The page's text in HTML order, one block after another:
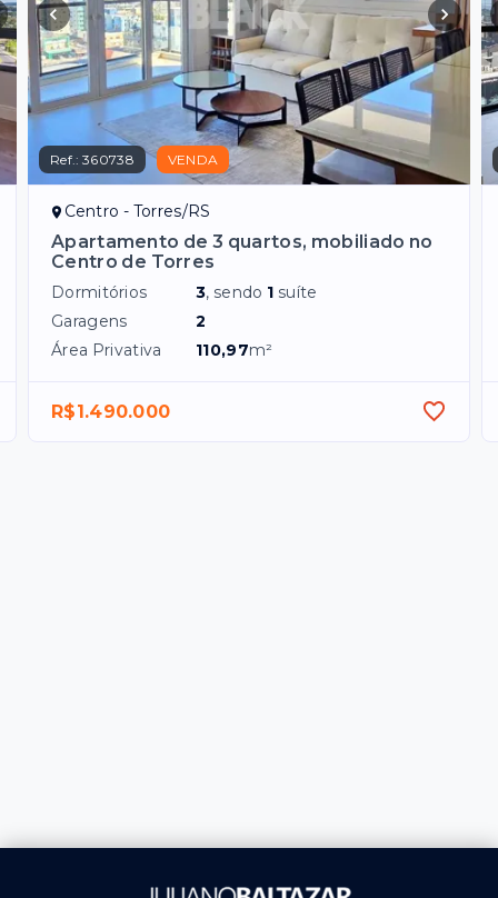
Ref.:360738 VENDA
Centro - Torres/RS
Apartamento de 3 quartos, mobiliado no
Centro de Torres
Dormitórios 3, sendo 1 suíte
Garagens
2
Área Privativa
110,97m²
R$1.490.000